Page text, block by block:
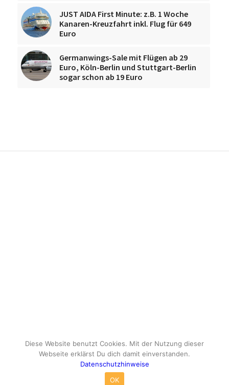
JUST AIDA First Minute: z.B. 1 Woche
Kanaren-Kreuzfahrt inkl. Flug für 649
Euro
Germanwings-Sale mit Flügen ab 29
Euro, Köln-Berlin und Stuttgart-Berlin
sogar schon ab 19 Euro
© Copyright - travelox.de - Sebastian Tuke
Diese Website benutzt Cookies. Mit der Nutzung dieser
Webseite erklärst Du dich damit einverstanden.
Datenschutzhinweise
OK